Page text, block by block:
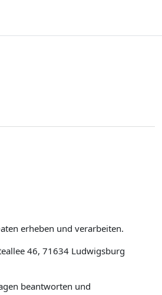
erheben und verarbeiten.
46, 71634 Ludwigsburg
beantworten und